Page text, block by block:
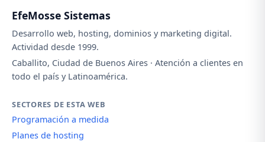
EfeMosse Sistemas
Desarrollo web, hosting, dominios y marketing digital.
Actividad desde 1999.
Caballito, Ciudad de Buenos Aires · Atención a clientes en
todo el país y Latinoamérica.
SECTORES DE ESTA WEB
Programación a medida
Planes de hosting